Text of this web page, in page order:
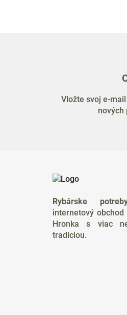
Vložte svoj e-
nových
Rybárske
internetový
Hronka s viac
tradíciou.